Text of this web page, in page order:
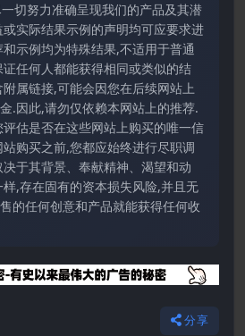
切努力准确呈现我们的产品及其潜
实际结果示例的声明均可应要求进
示例均为特殊结果,不适用于普通
任何人都能获得相同或类似的结
属链接,可能会因您在后续网站上
.因此,请勿仅依赖本网站上的推荐.
估是否在这些网站上购买的唯一信
购买之前,您都应始终进行尽职调
于其背景、奉献精神、渴望和动
,存在固有的资本损失风险,并且无
的任何创意和产品就能获得任何收
分享